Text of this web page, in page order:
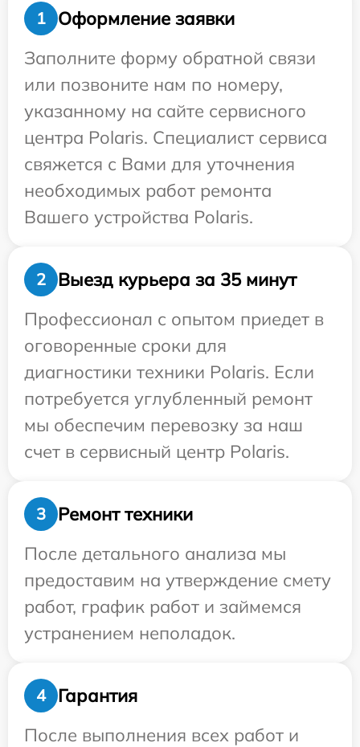
1
Оформление заявки
Заполните форму обратной связи
или позвоните нам по номеру,
указанному на сайте сервисного
центра Polaris. Специалист сервиса
свяжется с Вами для уточнения
необходимых работ ремонта
Вашего устройства Polaris.
2
Выезд курьера за 35 минут
Профессионал с опытом приедет в
оговоренные сроки для
диагностики техники Polaris. Если
потребуется углубленный ремонт
мы обеспечим перевозку за наш
счет в сервисный центр Polaris.
3
Ремонт техники
После детального анализа мы
предоставим на утверждение смету
работ, график работ и займемся
устранением неполадок.
4
Гарантия
После выполнения всех работ и